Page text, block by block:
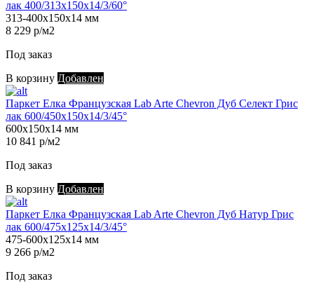
лак 400/313х150х14/3/60°
313-400х150х14 мм
8 229 р/м2
Под заказ
В корзину Добавлен
Паркет Елка Французская Lab Arte Chevron Дуб Селект Грис
лак 600/450х150х14/3/45°
600х150х14 мм
10 841 р/м2
Под заказ
В корзину Добавлен
Паркет Елка Французская Lab Arte Chevron Дуб Натур Грис
лак 600/475х125х14/3/45°
475-600х125х14 мм
9 266 р/м2
Под заказ